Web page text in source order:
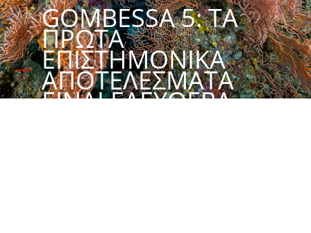
GOMBESSA 5: ΤΑ
ΠΡΏΤΑ
ΕΠΙΣΤΗΜΟΝΙΚΆ
ΑΠΟΤΕΛΈΣΜΑΤΑ
ΕΊΝΑΙ ΕΛΕΎΘΕΡΑ